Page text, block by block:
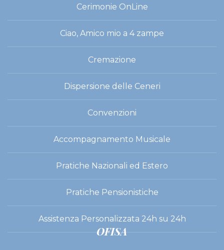
Cerimonie OnLine
Ciao, Amico mio a 4 zampe
Cremazione
Dispersione delle Ceneri
Convenzioni
Accompagnamento Musicale
Pratiche Nazionali ed Estero
Pratiche Pensionistiche
Assistenza Personalizzata 24h su 24h
OFISA